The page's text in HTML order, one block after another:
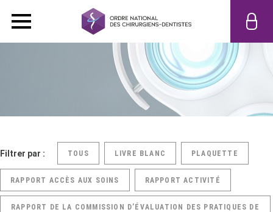
Filtrer par : TOUS LIVRE BLANC PLAQUETTE
RAPPORT ACCÈS AUX SOINS RAPPORT ACTIVITÉ
RAPPORT DE LA COMMISSION D’ÉVALUATION DES PRATIQUES DE